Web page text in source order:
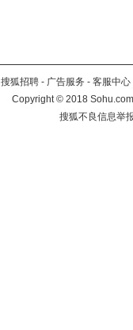
搜狐招聘 - 广告服务 - 客服中心
Copyright©2018
搜狐不良信息举